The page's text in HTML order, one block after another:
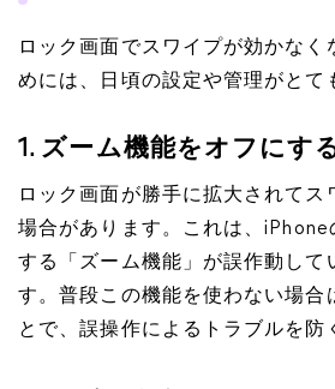
ロック画面でスワイプが効かなく
めには、日頃の設定や管理がとて
1. ズーム機能をオフにす
ロック画面が勝手に拡大されてス
場合があります。これは、
する「ズーム機能」が誤作動して
す。普段この機能を使わない場合
とで、誤操作によるトラブルを防